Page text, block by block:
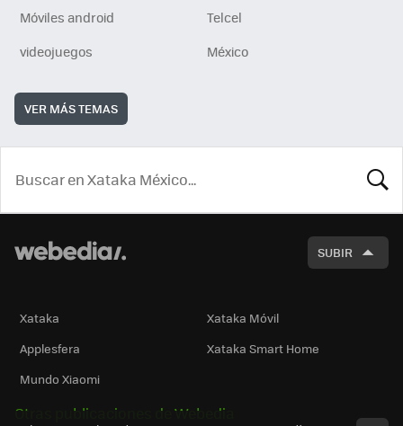
Móviles android
Telcel
videojuegos
México
VER MÁS TEMAS
SUBIR
Xataka
Xataka Móvil
Applesfera
Xataka Smart Home
Mundo Xiaomi
Otras publicaciones de Webedia